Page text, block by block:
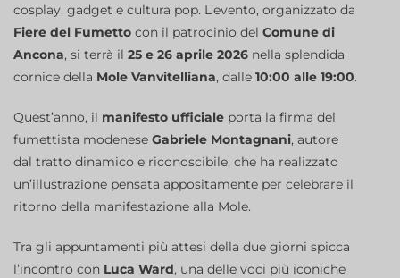
cosplay, gadget e cultura pop. L’evento, organizzato da
Fiere del Fumetto con il patrocinio del Comune di
Ancona, si terrà il 25 e 26 aprile 2026 nella splendida
cornice della Mole Vanvitelliana, dalle 10:00 alle 19:00.
Quest’anno, il manifesto ufficiale porta la firma del
fumettista modenese Gabriele Montagnani, autore
dal tratto dinamico e riconoscibile, che ha realizzato
un’illustrazione pensata appositamente per celebrare il
ritorno della manifestazione alla Mole.
Tra gli appuntamenti più attesi della due giorni spicca
l’incontro con Luca Ward, una delle voci più iconiche